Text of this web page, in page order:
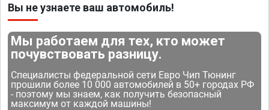
Вы не узнаете ваш автомобиль!
Мы работаем для тех, кто может
почувствовать разницу.
Специалисты федеральной сети Евро Чип Тюнинг
прошили более 10 000 автомобилей в 50+ городах РФ
- поэтому мы знаем, как получить безопасный
максимум от каждой машины!